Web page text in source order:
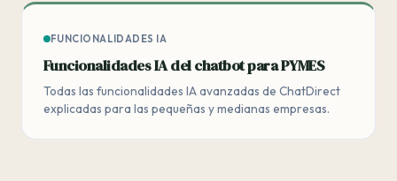
FUNCIONALIDADES IA
Funcionalidades IA del chatbot para PYMES
Todas las funcionalidades IA avanzadas de ChatDirect
explicadas para las pequeñas y medianas empresas.